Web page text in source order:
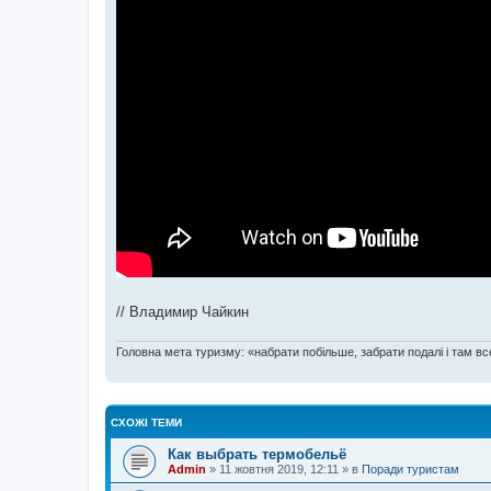
// Владимир Чайкин
Головна мета туризму: «набрати побільше, забрати подалі і там
СХОЖІ ТЕМИ
Как выбрать термобельё
Admin » 11 жовтня 2019, 12:11 » в Поради туристам